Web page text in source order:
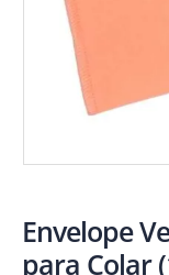
Envelope
para Colar